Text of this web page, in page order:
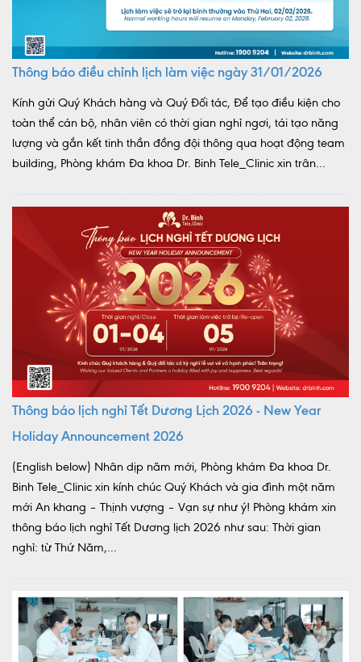
Thông báo điều chỉnh lịch làm việc ngày 31/01/2026
Kính gửi Quý Khách hàng và Quý Đối tác, Để tạo điều kiện cho
toàn thể cán bộ, nhân viên có thời gian nghỉ ngơi, tái tạo năng
lượng và gắn kết tinh thần đồng đội thông qua hoạt động team
building, Phòng khám Đa khoa Dr. Binh Tele_Clinic xin trân...
Thông báo lịch nghỉ Tết Dương Lịch 2026 - New Year
Holiday Announcement 2026
(English below) Nhân dịp năm mới, Phòng khám Đa khoa Dr.
Binh Tele_Clinic xin kính chúc Quý Khách và gia đình một năm
mới An khang – Thịnh vượng – Vạn sự như ý! Phòng khám xin
thông báo lịch nghỉ Tết Dương lịch 2026 như sau: Thời gian
nghỉ: từ Thứ Năm,...